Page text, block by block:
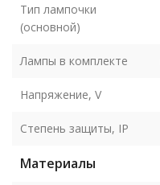
Тип лампочки
(основной)
Лампы в комплекте
Напряжение, V
Степень защиты, IP
Материалы